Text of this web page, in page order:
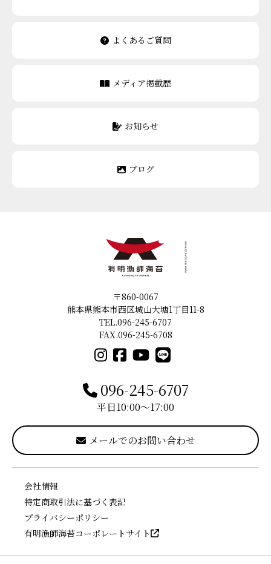
よくあるご質問
メディア掲載歴
お知らせ
ブログ
〒860-0067
熊本県熊本市西区城山大塘1丁目11-8
TEL.096-245-6707
FAX.096-245-6708
096-245-6707
平日10:00〜17:00
メールでのお問い合わせ
会社情報
特定商取引法に基づく表記
プライバシーポリシー
有明漁師海苔コーポレートサイト